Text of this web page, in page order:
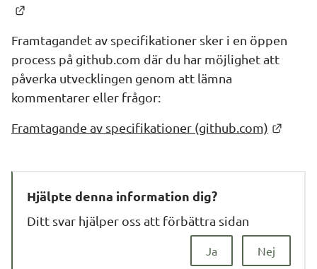
Framtagandet av specifikationer sker i en öppen
process på github.com där du har möjlighet att
påverka utvecklingen genom att lämna
kommentarer eller frågor:
Framtagande av specifikationer (github.com)
Hjälpte denna information dig?
Nej
Ja
Ditt svar hjälper oss att förbättra sidan